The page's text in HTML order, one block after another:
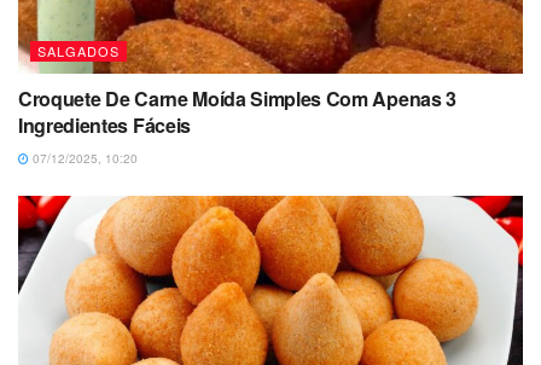
SALGADOS
Croquete De Carne Moída Simples Com Apenas 3
Ingredientes Fáceis
07/12/2025, 10:20